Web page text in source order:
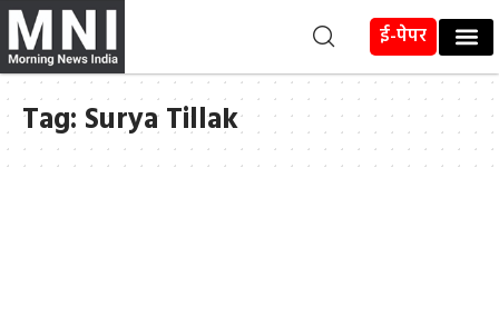
ई-पेपर
Tag: Surya Tillak